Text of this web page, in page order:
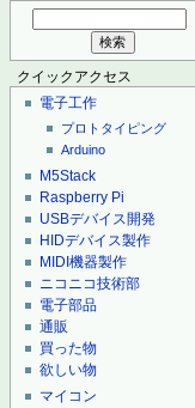
クイックアクセス
電子工作
プロトタイピング
Arduino
M5Stack
Raspberry Pi
USBデバイス開発
HIDデバイス製作
MIDI機器製作
ニコニコ技術部
電子部品
通販
買った物
欲しい物
マイコン